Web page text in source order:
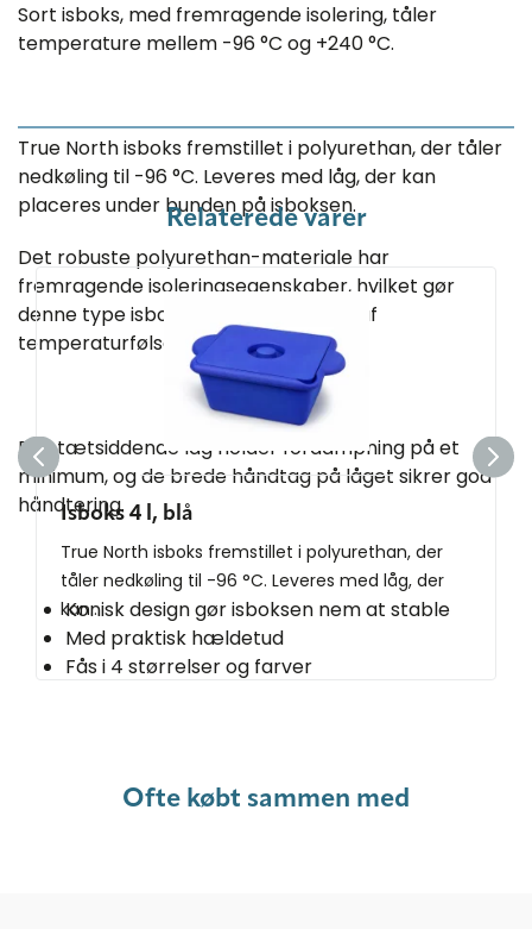
Sort isboks, med fremragende isolering, tåler
temperature mellem -96 °C og +240 °C.
True North isboks fremstillet i polyurethan, der tåler
nedkøling til -96 °C. Leveres med låg, der kan
placeres under bunden på isboksen.
Det robuste polyurethan-materiale har
fremragende isoleringsegenskaber, hvilket gør
denne type isboks ideel til nedkøling af
temperaturfølsomme prøver.
Det tætsiddende låg holder fordampning på et
minimum, og de brede håndtag på låget sikrer god
håndtering.
Konisk design gør isboksen nem at stable
Med praktisk hældetud
Fås i 4 størrelser og farver
Relaterede varer
Isboks 4 l, blå
True North isboks fremstillet i polyurethan, der
tåler nedkøling til -96 °C. Leveres med låg, der
kan...
Ofte købt sammen med